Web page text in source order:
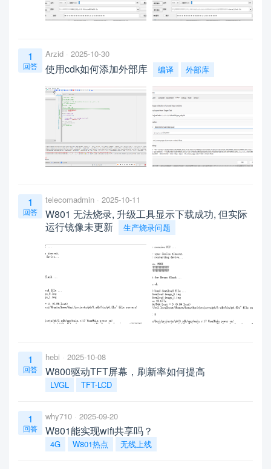
1
回答
Arzid 2025-10-30
使用cdk如何添加外部库 编译 外部库
1
回答
telecomadmin 2025-10-11
W801 无法烧录, 升级工具显示下载成功, 但实际
运行镜像未更新
生产烧录问题
1
回答
hebi 2025-10-08
W800驱动TFT屏幕，刷新率如何提高
LVGL TFT-LCD
1
回答
why710 2025-09-20
W801能实现wifi共享吗？
4G W801热点 无线上线